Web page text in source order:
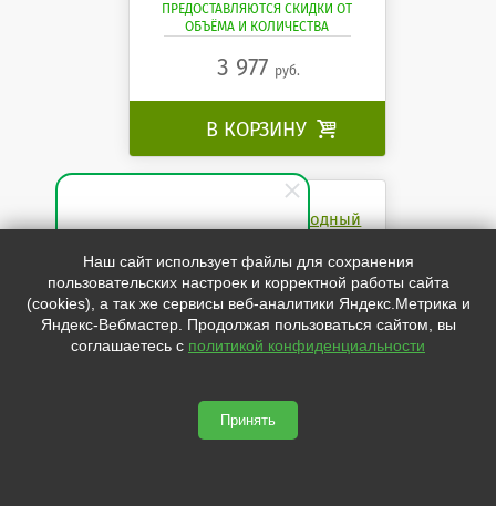
Специалист по продажам
Здравствуйте! Готов(-а)
помочь вам. Напишите мне,
если у вас появятся вопросы.
ПРЕДОСТАВЛЯЮТСЯ СКИДКИ ОТ
ОБЪЁМА И КОЛИЧЕСТВА
3 977 руб.
В КОРЗИНУ 
Светильник светодиодный
СПО-06 54Вт. IP54 АВН
Наш сайт использует файлы для сохранения
пользовательских настроек и корректной работы сайта
(cookies), а так же сервисы веб-аналитики Яндекс.Метрика и
Яндекс-Вебмастер. Продолжая пользоваться сайтом, вы
соглашаетесь с политикой конфиденциальности
Принять